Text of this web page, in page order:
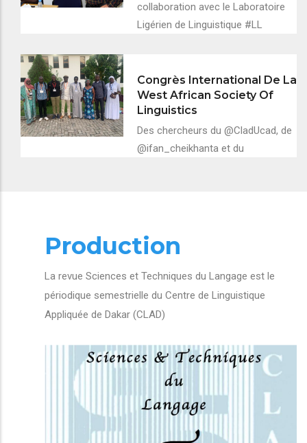
collaboration avec le Laboratoire
Ligérien de Linguistique #LL
Congrès International De La
West African Society Of
Linguistics
Des chercheurs du @CladUcad, de
@ifan_cheikhanta et du
Production
La revue Sciences et Techniques du Langage est le
périodique semestrielle du Centre de Linguistique
Appliquée de Dakar (CLAD)